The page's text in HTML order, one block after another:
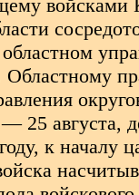
войсками
Областному
25 августа,
к началу